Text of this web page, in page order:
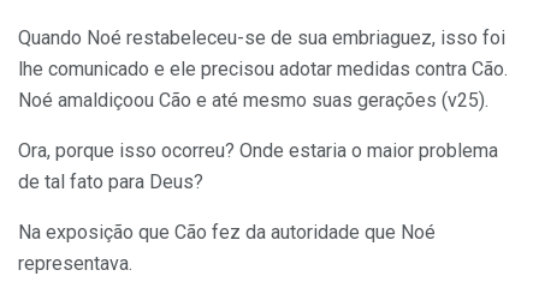
Quando Noé restabeleceu-se de sua embriaguez, isso foi
lhe comunicado e ele precisou adotar medidas contra Cão.
Noé amaldiçoou Cão e até mesmo suas gerações (v25).
Ora, porque isso ocorreu? Onde estaria o maior problema
de tal fato para Deus?
Na exposição que Cão fez da autoridade que Noé
representava.